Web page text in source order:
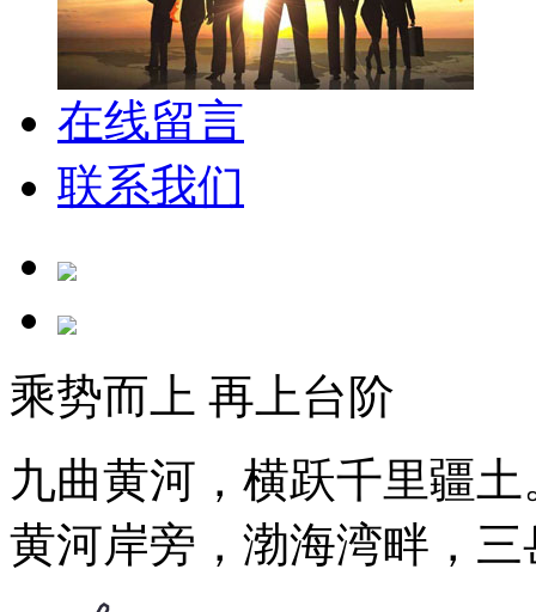
在线留言
联系我们
乘势而上 再上台阶
九曲黄河，横跃千里疆
黄河岸旁，渤海湾畔，